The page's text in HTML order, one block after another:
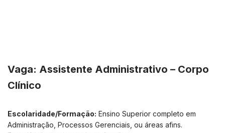
Vaga: Assistente Administrativo – Corpo
Clínico
Escolaridade/Formação: Ensino Superior completo em
Administração, Processos Gerenciais, ou áreas afins.